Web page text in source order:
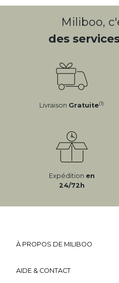
Miliboo,
des
Livraison Gratuite(1)
Expédition en
24/72h
À PROPOS DE MILIBOO
AIDE & CONTACT